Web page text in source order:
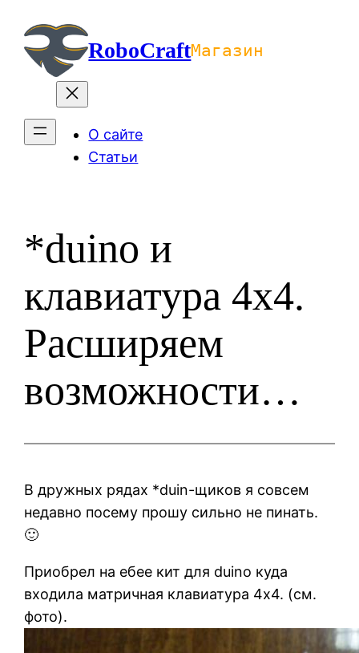
содержимомуRoboCraftМагазин
О сайте
Статьи
*duino и
клавиатура 4х4.
Расширяем
возможности…
В дружных рядах *duin-щиков я совсем
недавно посему прошу сильно не пинать.
🙂
Приобрел на ебее кит для duino куда
входила матричная клавиатура 4х4. (см.
фото).